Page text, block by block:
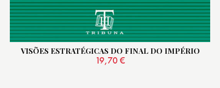
VISÕES ESTRATÉGICAS DO FINAL DO IMPÉRIO
19,70 €